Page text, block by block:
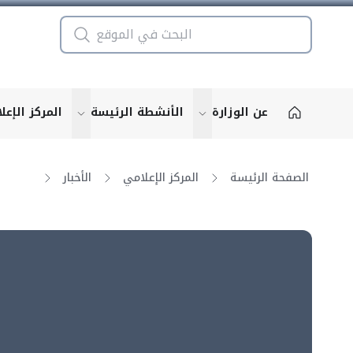
عن الوزارة show submenu for "More"
الأنشطة الرئيسة for "More"
المركز
الصفحة الرئيسة المركز الإعلامي الأخبار